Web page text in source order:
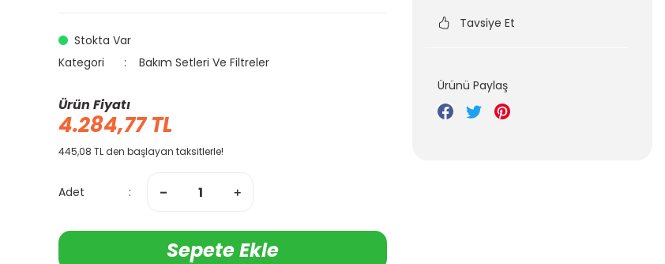
Stokta Var
Kategori
Bakım Setleri Ve Filtreler
Ürün Fiyatı
4.284,77 TL
445,08 TL den başlayan taksitlerle!
Adet
Sepete Ekle
Tavsiye Et
Ürünü Paylaş